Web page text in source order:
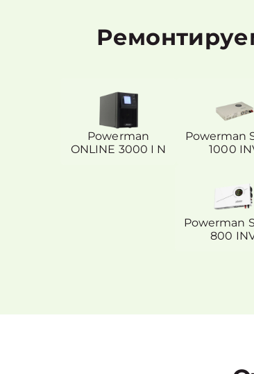
Powerman
ONLINE 3000 I N
Powerman
1000
Powerman
800